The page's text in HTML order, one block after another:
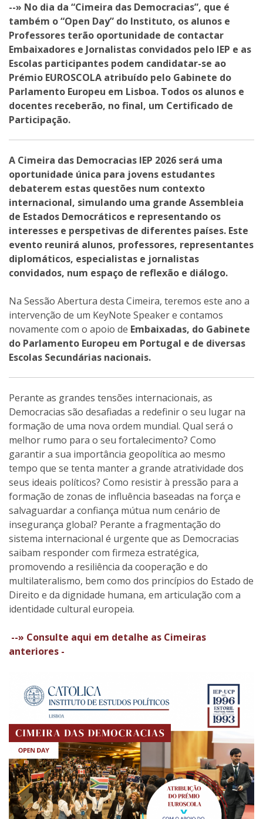
--» No dia da “Cimeira das Democracias”, que é
também o “Open Day” do Instituto, os alunos e
Professores terão oportunidade de contactar
Embaixadores e Jornalistas convidados pelo IEP e as
Escolas participantes podem candidatar-se ao
Prémio EUROSCOLA atribuído pelo Gabinete do
Parlamento Europeu em Lisboa. Todos os alunos e
docentes receberão, no final, um Certificado de
Participação.
A Cimeira das Democracias IEP 2026 será uma
oportunidade única para jovens estudantes
debaterem estas questões num contexto
internacional, simulando uma grande Assembleia
de Estados Democráticos e representando os
interesses e perspetivas de diferentes países. Este
evento reunirá alunos, professores, representantes
diplomáticos, especialistas e jornalistas
convidados, num espaço de reflexão e diálogo.
Na Sessão Abertura desta Cimeira, teremos este ano a
intervenção de um KeyNote Speaker e contamos
novamente com o apoio de Embaixadas, do Gabinete
do Parlamento Europeu em Portugal e de diversas
Escolas Secundárias nacionais.
Perante as grandes tensões internacionais, as
Democracias são desafiadas a redefinir o seu lugar na
formação de uma nova ordem mundial. Qual será o
melhor rumo para o seu fortalecimento? Como
garantir a sua importância geopolítica ao mesmo
tempo que se tenta manter a grande atratividade dos
seus ideais políticos? Como resistir à pressão para a
formação de zonas de influência baseadas na força e
salvaguardar a confiança mútua num cenário de
insegurança global? Perante a fragmentação do
sistema internacional é urgente que as Democracias
saibam responder com firmeza estratégica,
promovendo a resiliência da cooperação e do
multilateralismo, bem como dos princípios do Estado de
Direito e da dignidade humana, em articulação com a
identidade cultural europeia.
--» Consulte aqui em detalhe as Cimeiras
anteriores -